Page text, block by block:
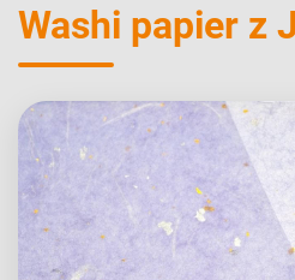
Washi papier z